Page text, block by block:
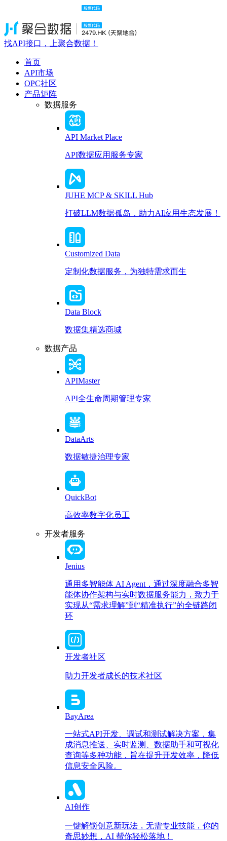
找API接口，上聚合数据！
首页
API市场
OPC社区
产品矩阵
数据服务
API Market Place
API数据应用服务专家
JUHE MCP & SKILL Hub
打破LLM数据孤岛，助力AI应用生态发展！
Customized Data
定制化数据服务，为独特需求而生
Data Block
数据集精选商城
数据产品
APIMaster
API全生命周期管理专家
DataArts
数据敏捷治理专家
QuickBot
高效率数字化员工
开发者服务
Jenius
通用多智能体 AI Agent，通过深度融合多智
能体协作架构与实时数据服务能力，致力于
实现从“需求理解”到“精准执行”的全链路闭
环
开发者社区
助力开发者成长的技术社区
BayArea
一站式API开发、调试和测试解决方案，集
成消息推送、实时监测、数据助手和可视化
查询等多种功能，旨在提升开发效率，降低
信息安全风险。
AI创作
一键解锁创意新玩法，无需专业技能，你的
奇思妙想，AI 帮你轻松落地！